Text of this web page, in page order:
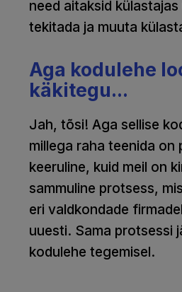
need aitaksid
tekitada ja muuta
Aga kodulehe
käkitegu...
Jah, tõsi! Aga sellise
millega raha teenida on
keeruline, kuid meil on
sammuline protsess,
eri valdkondade
uuesti. Sama protsessi
kodulehe tegemisel.